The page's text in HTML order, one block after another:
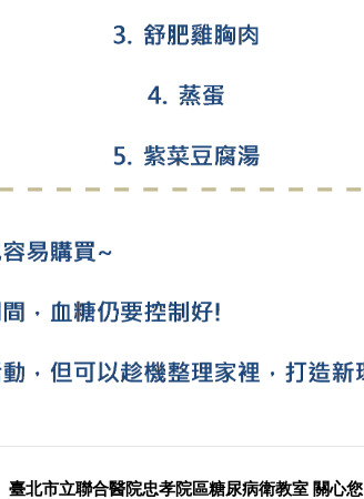
臺北市立聯合醫院忠孝院區糖尿病衛教室 關心您